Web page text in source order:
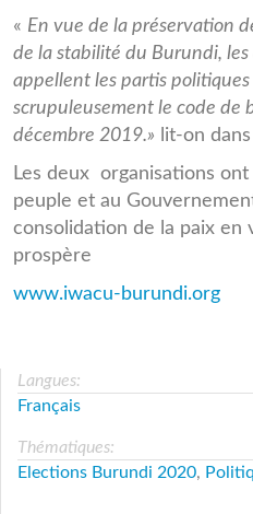
« En vue de la préservation
de la stabilité du Burundi,
appellent les partis
scrupuleusement le code de
décembre 2019.» lit-on
Les deux organisations
peuple et au
consolidation de la paix en
prospère
www.iwacu-burundi.org
Langues:
Français
Thématiques:
Elections Burundi 2020,